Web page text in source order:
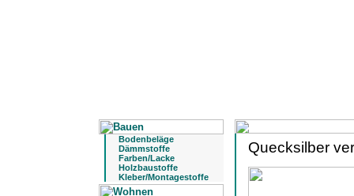
Bodenbeläge
Dämmstoffe
Farben/Lacke
Holzbaustoffe
Kleber/Montagestoffe
Quecksilber